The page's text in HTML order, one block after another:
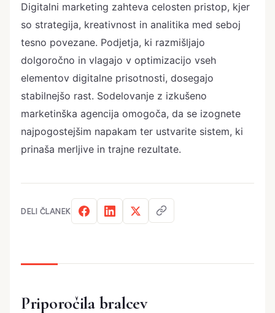
Digitalni marketing zahteva celosten pristop, kjer
so strategija, kreativnost in analitika med seboj
tesno povezane. Podjetja, ki razmišljajo
dolgoročno in vlagajo v optimizacijo vseh
elementov digitalne prisotnosti, dosegajo
stabilnejšo rast. Sodelovanje z izkušeno
marketinška agencija omogoča, da se izognete
najpogostejšim napakam ter ustvarite sistem, ki
prinaša merljive in trajne rezultate.
DELI ČLANEK
Priporočila bralcev